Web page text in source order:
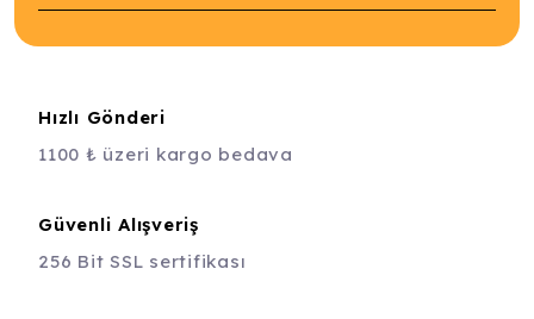
Hızlı Gönderi
1100 ₺ üzeri kargo bedava
Güvenli Alışveriş
256 Bit SSL sertifikası